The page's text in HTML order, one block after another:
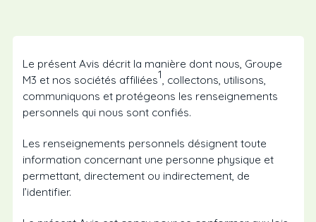
Le présent Avis décrit la manière dont nous, Groupe
M3 et nos sociétés affiliées1 , collectons, utilisons,
communiquons et protégeons les renseignements
personnels qui nous sont confiés.
Les renseignements personnels désignent toute
information concernant une personne physique et
permettant, directement ou indirectement, de
l’identifier.